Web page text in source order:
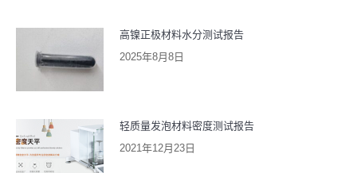
高镍正极材料水分测试报告
2025年8月8日
轻质量发泡材料密度测试报告
2021年12月23日